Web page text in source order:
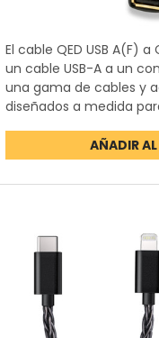
El cable QED USB A(F)
un cable USB-A a un
una gama de cables y
diseñados a medida
AÑADIR